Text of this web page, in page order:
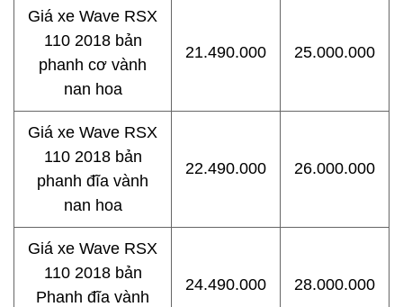
Giá xe Wave RSX
110 2018 bản
phanh cơ vành
nan hoa
21.490.000 25.000.000
Giá xe Wave RSX
110 2018 bản
phanh đĩa vành
nan hoa
22.490.000 26.000.000
Giá xe Wave RSX
110 2018 bản
Phanh đĩa vành
24.490.000 28.000.000